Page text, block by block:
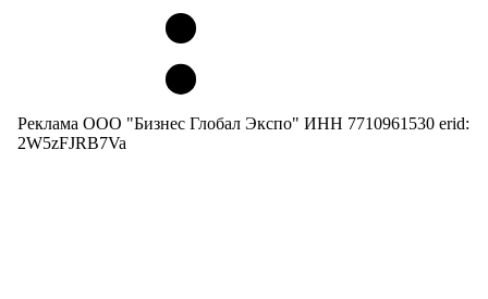
Реклама ООО "Бизнес Глобал Экспо" ИНН 7710961530 erid:
2W5zFJRB7Va